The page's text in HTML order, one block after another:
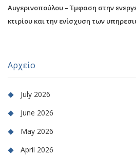
Αυγερινοπούλου – Έμφαση στην
κτιρίου και την ενίσχυση των
Αρχείο
July 2026
June 2026
May 2026
April 2026